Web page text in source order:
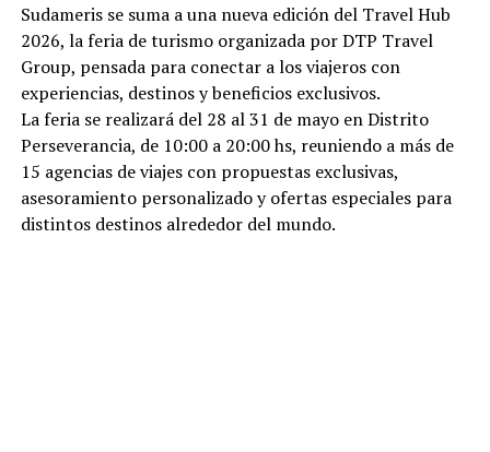
Sudameris se suma a una nueva edición del Travel Hub
2026, la feria de turismo organizada por DTP Travel
Group, pensada para conectar a los viajeros con
experiencias, destinos y beneficios exclusivos.
La feria se realizará del 28 al 31 de mayo en Distrito
Perseverancia, de 10:00 a 20:00 hs, reuniendo a más de
15 agencias de viajes con propuestas exclusivas,
asesoramiento personalizado y ofertas especiales para
distintos destinos alrededor del mundo.